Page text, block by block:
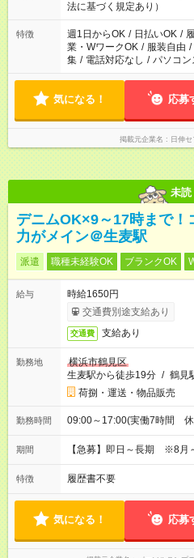
法に基づく規定あり）
特徴 週1日からOK / 日払いOK /
業・WワークOK / 服装自由 /
集 / 電話対応なし / パソコン
気になる！ 応募
掲載元企業名 日伸
未読
デニムOK×9～17時まで！
力がメイン＠生麦駅
派遣 職種未経験OK ブランクOK
給与
時給1650円
交通費別途支給あり
交通費 支給あり
勤務地
横浜市鶴見区
生麦駅から徒歩19分 / 鶴見
荷捌・運送・物品販売
勤務時間 09:00～17:00(実働7時間
期間 【急募】即日～長期 ※8月
特徴 履歴書不要
気になる！ 応募